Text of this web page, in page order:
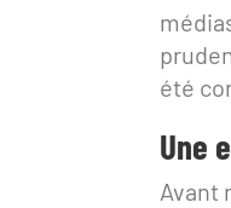
été
Une
Avant